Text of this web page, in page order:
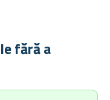
fără a